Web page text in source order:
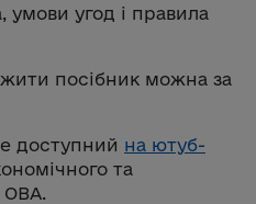
умови угод і правила
посібник можна за
доступний на ютуб-
та
ОВА.